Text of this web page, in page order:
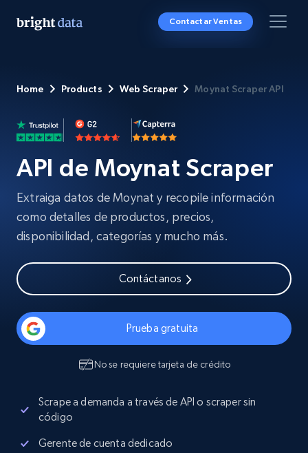
Contactar Ventas
Home Products Web Scraper Moynat Scraper API
API de Moynat Scraper
Extraiga datos de Moynat y recopile información
como detalles de productos, precios,
disponibilidad, categorías y mucho más.
Contáctanos
Prueba gratuita
No se requiere tarjeta de crédito
Scrape a demanda a través de API o scraper sin
código
Gerente de cuenta dedicado